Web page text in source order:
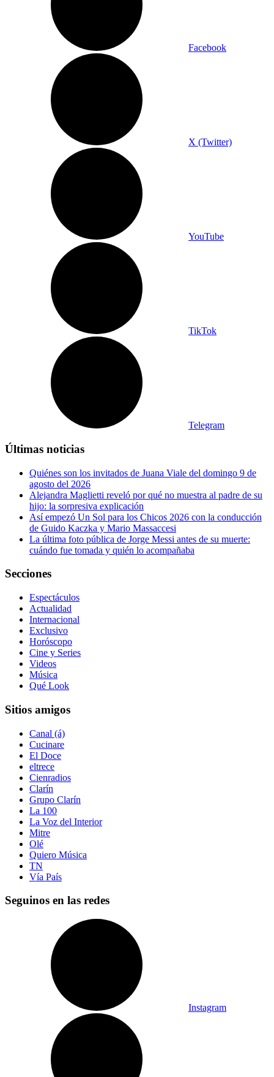
Facebook
X (Twitter)
YouTube
TikTok
Telegram
Últimas noticias
Quiénes son los invitados de Juana Viale del domingo 9 de
agosto del 2026
Alejandra Maglietti reveló por qué no muestra al padre de su
hijo: la sorpresiva explicación
Así empezó Un Sol para los Chicos 2026 con la conducción
de Guido Kaczka y Mario Massaccesi
La última foto pública de Jorge Messi antes de su muerte:
cuándo fue tomada y quién lo acompañaba
Secciones
Espectáculos
Actualidad
Internacional
Exclusivo
Horóscopo
Cine y Series
Videos
Música
Qué Look
Sitios amigos
Canal (á)
Cucinare
El Doce
eltrece
Cienradios
Clarín
Grupo Clarín
La 100
La Voz del Interior
Mitre
Olé
Quiero Música
TN
Vía País
Seguinos en las redes
Instagram